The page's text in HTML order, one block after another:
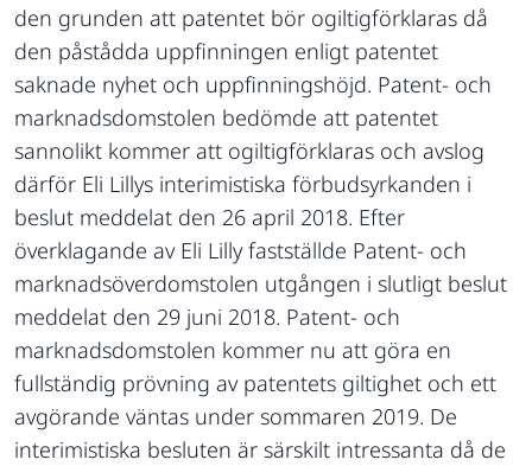
den grunden att patentet bör ogiltigförklaras då
den påstådda uppfinningen enligt patentet
saknade nyhet och uppfinningshöjd. Patent- och
marknadsdomstolen bedömde att patentet
sannolikt kommer att ogiltigförklaras och avslog
därför Eli Lillys interimistiska förbudsyrkanden i
beslut meddelat den 26 april 2018. Efter
överklagande av Eli Lilly fastställde Patent- och
marknadsöverdomstolen utgången i slutligt beslut
meddelat den 29 juni 2018. Patent- och
marknadsdomstolen kommer nu att göra en
fullständig prövning av patentets giltighet och ett
avgörande väntas under sommaren 2019. De
interimistiska besluten är särskilt intressanta då de